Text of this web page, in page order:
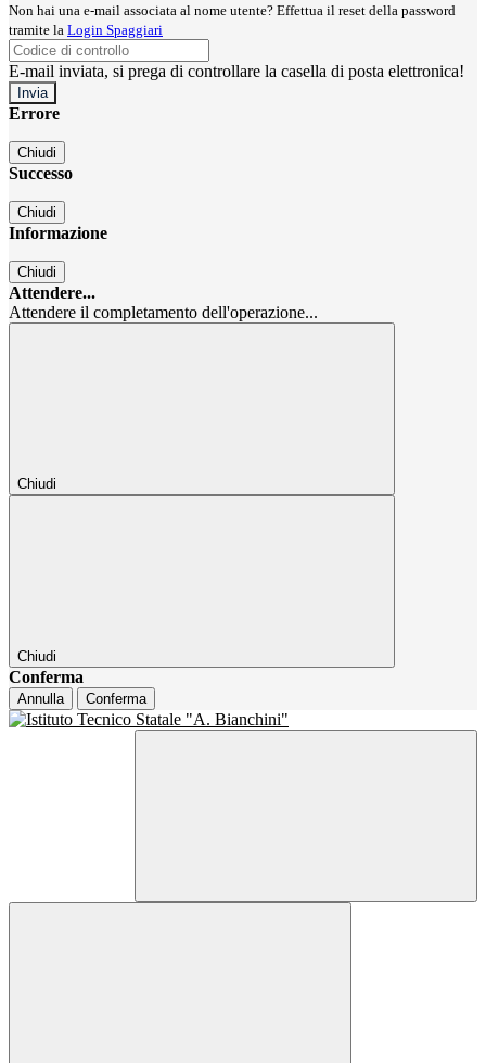
Non hai una e-mail associata al nome utente? Effettua il reset della password
tramite la Login Spaggiari
E-mail inviata, si prega di controllare la casella di posta elettronica!
Errore
Chiudi
Successo
Chiudi
Informazione
Chiudi
Attendere...
Attendere il completamento dell'operazione...
Chiudi
Chiudi
Conferma
Annulla Conferma